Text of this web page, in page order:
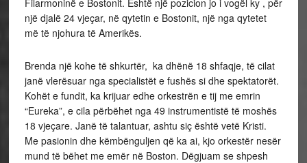
Filarmoninë e Bostonit. Është një pozicion jo i vogël ky , për
një djalë 24 vjeçar, në qytetin e Bostonit, një nga qytetet
më të njohura të Amerikës.
Brenda një kohe të shkurtër, ka dhënë 18 shfaqje, të cilat
janë vlerësuar nga specialistët e fushës si dhe spektatorët.
Kohët e fundit, ka krijuar edhe orkestrën e tij me emrin
“Eureka”, e cila përbëhet nga 49 instrumentistë të moshës
18 vjeçare. Janë të talantuar, ashtu siç është vetë Kristi.
Me pasionin dhe këmbënguljen që ka ai, kjo orkestër nesër
mund të bëhet me emër në Boston. Dëgjuam se shpesh